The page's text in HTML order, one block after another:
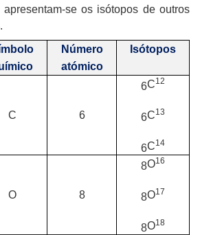
se os isótopos de outros
Número
atómico
Isótopos
C 6
6C12
6C13
6C14
O 8
8O16
8O17
8O18